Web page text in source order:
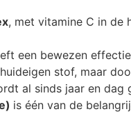
, met vitamine C in de
een bewezen
stof, maar
al sinds jaar en dag
is één van de